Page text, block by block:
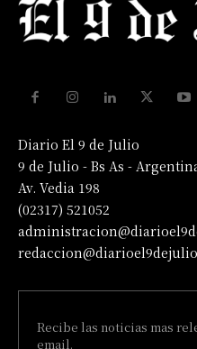
Diario El 9 de Julio
9 de Julio - Bs As -
Av. Vedia 198
(02317) 521052
Recibe las noticias mas
email.